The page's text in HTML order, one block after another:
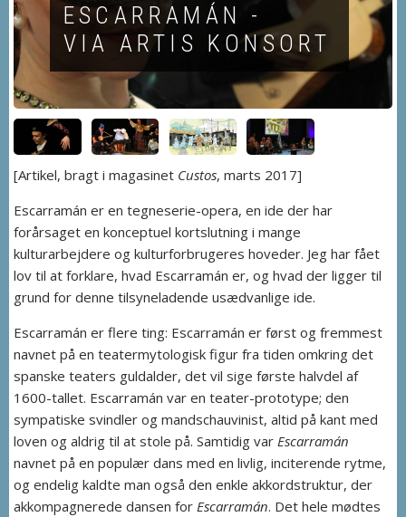
ESCARRAMÁN -
VIA ARTIS KONSORT
[Artikel, bragt i magasinet Custos, marts 2017]
Escarramán er en tegneserie-opera, en ide der har
forårsaget en konceptuel kortslutning i mange
kulturarbejdere og kulturforbrugeres hoveder. Jeg har fået
lov til at forklare, hvad Escarramán er, og hvad der ligger til
grund for denne tilsyneladende usædvanlige ide.
Escarramán er flere ting: Escarramán er først og fremmest
navnet på en teatermytologisk figur fra tiden omkring det
spanske teaters guldalder, det vil sige første halvdel af
1600-tallet. Escarramán var en teater-prototype; den
sympatiske svindler og mandschauvinist, altid på kant med
loven og aldrig til at stole på. Samtidig var Escarramán
navnet på en populær dans med en livlig, inciterende rytme,
og endelig kaldte man også den enkle akkordstruktur, der
akkompagnerede dansen for Escarramán. Det hele mødtes